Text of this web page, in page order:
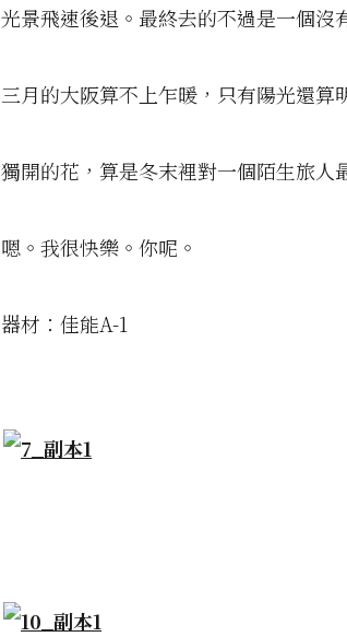
光景飛速後退。最終去的不過是一個沒
三月的大阪算不上乍暖，只有陽光還
獨開的花，算是冬末裡對一個陌生旅人
嗯。我很快樂。你呢。
器材：佳能A-1